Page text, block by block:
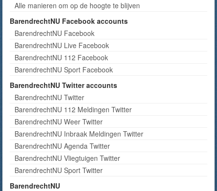
Alle manieren om op de hoogte te blijven
BarendrechtNU Facebook accounts
BarendrechtNU Facebook
BarendrechtNU Live Facebook
BarendrechtNU 112 Facebook
BarendrechtNU Sport Facebook
BarendrechtNU Twitter accounts
BarendrechtNU Twitter
BarendrechtNU 112 Meldingen Twitter
BarendrechtNU Weer Twitter
BarendrechtNU Inbraak Meldingen Twitter
BarendrechtNU Agenda Twitter
BarendrechtNU Vliegtuigen Twitter
BarendrechtNU Sport Twitter
BarendrechtNU